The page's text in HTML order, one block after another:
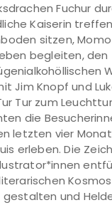
Fuchur
Kaiserin
sitzen,
begleiten, den
Jim Knopf und
Tur zum
die
letzten vier
erleben. Die
und